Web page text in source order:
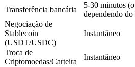
Copiar Trading
Junte-se aos principais traders
Transferência bancária
5-30 minutos
dependendo do
Negociação de
Stablecoin
(USDT/USDC)
Instantâneo
Troca de
Criptomoedas/Carteira
Instantâneo